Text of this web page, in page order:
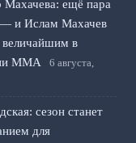
Махачева: ещё пара
и Ислам Махачев
величайшим в
ММА
6 августа,
сезон станет
для